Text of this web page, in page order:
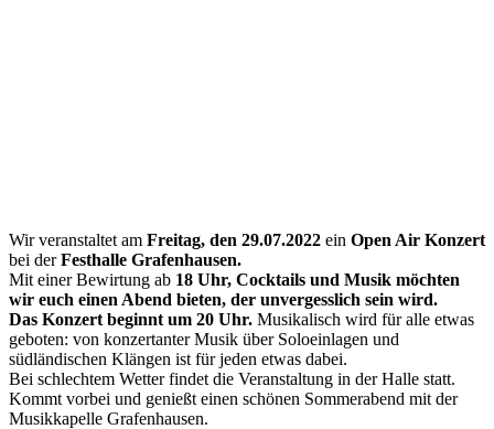
Wir veranstaltet am Freitag, den 29.07.2022 ein Open Air Konzert
bei derFesthalle Grafenhausen.
Mit einer Bewirtung ab 18 Uhr, Cocktails und Musik möchten
wir euch einen Abend bieten, der unvergesslich sein wird.
Das Konzert beginnt um 20 Uhr. Musikalisch wird für alle etwas
geboten: von konzertanter Musik über Soloeinlagen und
südländischen Klängen ist für jeden etwas dabei.
Bei schlechtem Wetter findet die Veranstaltung in der Halle statt.
Kommt vorbei und genießt einen schönen Sommerabend mit der
Musikkapelle Grafenhausen.